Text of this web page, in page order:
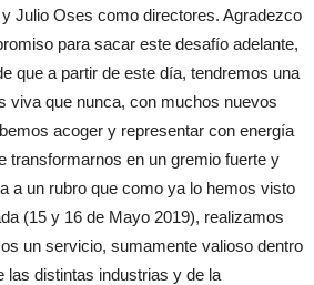
Julio Oses como directores. Agradezco
para sacar este desafío adelante,
que a partir de este día, tendremos una
viva que nunca, con muchos nuevos
acoger y representar con energía
transformarnos en un gremio fuerte y
a un rubro que como ya lo hemos visto
(15 y 16 de Mayo 2019), realizamos
un servicio, sumamente valioso dentro
las distintas industrias y de la